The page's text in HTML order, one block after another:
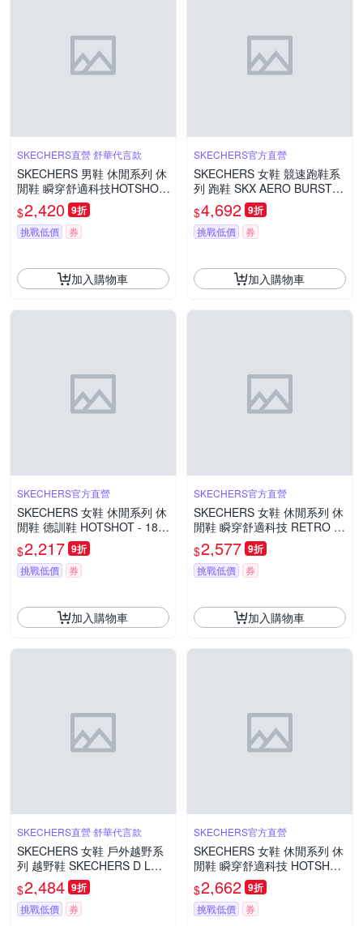
SKECHERS直營 舒華代言款
SKECHERS 男鞋 休閒系列 休
閒鞋 瞬穿舒適科技HOTSHOT
寬楦款 - 254154WWBK
$2,420 9折
挑戰低價 券
加入購物車
SKECHERS官方直營
SKECHERS 女鞋 競速跑鞋系
列 跑鞋 SKX AERO BURST -
172210PWMT
$4,692 9折
挑戰低價 券
加入購物車
SKECHERS官方直營
SKECHERS 女鞋 休閒系列 休
閒鞋 德訓鞋 HOTSHOT - 185
234LBMT
$2,217 9折
挑戰低價 券
加入購物車
SKECHERS官方直營
SKECHERS 女鞋 休閒系列 休
閒鞋 瞬穿舒適科技 RETRO LI
TE - 104782CHAR
$2,577 9折
挑戰低價 券
加入購物車
SKECHERS直營 舒華代言款
SKECHERS 女鞋 戶外越野系
列 越野鞋 SKECHERS D LUX
PRO - 180261CCPR
$2,484 9折
挑戰低價 券
SKECHERS官方直營
SKECHERS 女鞋 休閒系列 休
閒鞋 瞬穿舒適科技 HOTSHOT
寬楦款 - 2026 CNY飛馬奔騰
限定版 - 800034WBLK
$2,662 9折
挑戰低價 券